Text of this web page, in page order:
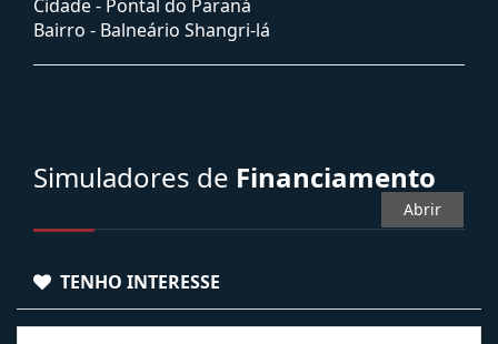
Cidade - Pontal do Paraná
Bairro - Balneário Shangri-lá
Simuladores de Financiamento
Abrir
TENHO INTERESSE